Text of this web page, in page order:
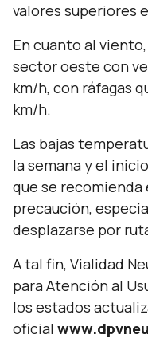
valores superiores
En cuanto al
sector oeste con
km/h, con ráfagas
km/h.
Las bajas
la semana y el
que se recomienda
precaución,
desplazarse por
A tal fin, Vialidad
para Atención al
los estados
oficial